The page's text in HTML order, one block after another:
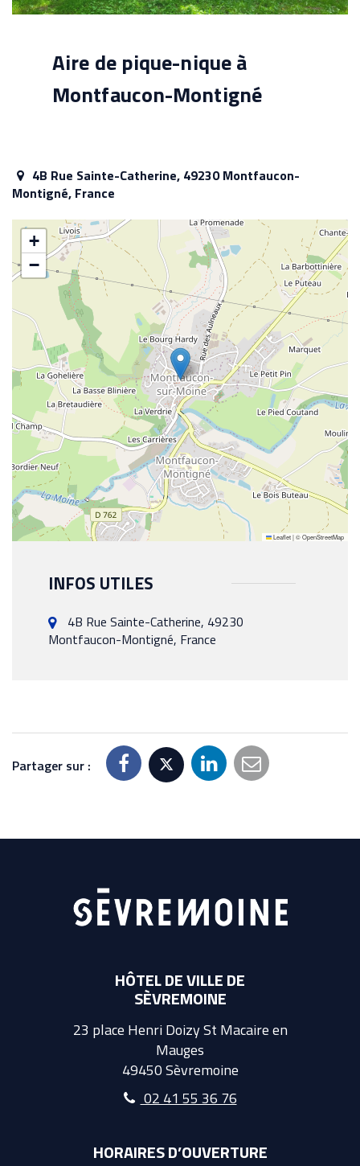
Aire de pique-nique à
Montfaucon-Montigné
4B Rue Sainte-Catherine, 49230 Montfaucon-
Montigné, France
+
−
Leaflet|©OpenStreetMap
INFOS UTILES
4B Rue Sainte-Catherine, 49230
Montfaucon-Montigné, France
Partager sur :
HÔTEL DE VILLE DE
SÈVREMOINE
23 place Henri Doizy St Macaire en
Mauges
49450 Sèvremoine
02 41 55 36 76
HORAIRES D’OUVERTURE